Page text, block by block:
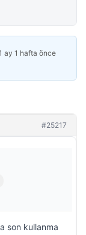
ay 1 hafta önce
#25217
son kullanma